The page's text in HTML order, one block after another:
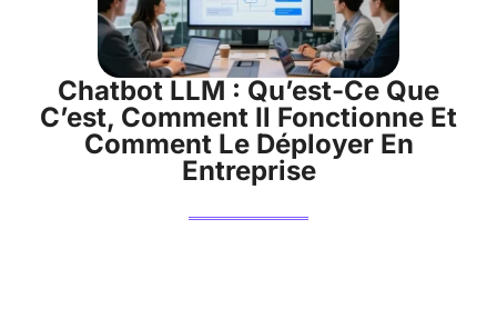
Chatbot LLM : Qu’est-Ce Que
C’est, Comment Il Fonctionne Et
Comment Le Déployer En
Entreprise